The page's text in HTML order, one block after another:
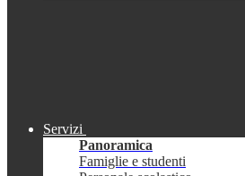
Servizi
Panoramica
Famiglie e studenti